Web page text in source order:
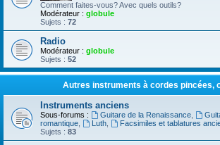
Comment faites-vous? Avec quels outils?
Modérateur : globule
Sujets : 72
Radio
Modérateur : globule
Sujets : 52
Autres instruments à cordes pincées,
Instruments anciens
Sous-forums : Guitare de la Renaissance,
romantique
Luth,
Facsimiles et tablatures
Sujets : 83